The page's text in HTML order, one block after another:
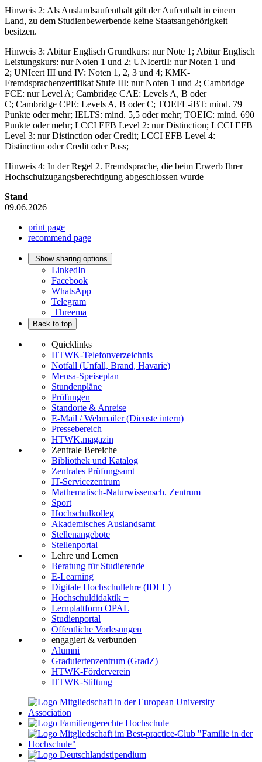
Hinweis 2: Als Auslandsaufenthalt gilt der Aufenthalt in einem
Land, zu dem Studienbewerbende keine Staatsangehörigkeit
besitzen.
Hinweis 3: Abitur Englisch Grundkurs: nur Note 1; Abitur Englisch
Leistungskurs: nur Noten 1 und 2; UNIcertII: nur Noten 1 und
2; UNIcert III und IV: Noten 1, 2, 3 und 4; KMK-
Fremdsprachenzertifikat Stufe III: nur Noten 1 und 2; Cambridge
FCE: nur Level A; Cambridge CAE: Levels A, B oder
C; Cambridge CPE: Levels A, B oder C; TOEFL-iBT: mind. 79
Punkte oder mehr; IELTS: mind. 5,5 oder mehr; TOEIC: mind. 690
Punkte oder mehr; LCCI EFB Level 2: nur Distinction; LCCI EFB
Level 3: nur Distinction oder Credit; LCCI EFB Level 4:
Distinction oder Credit oder Pass;
Hinweis 4: In der Regel 2. Fremdsprache, die beim Erwerb Ihrer
Hochschulzugangsberechtigung abgeschlossen wurde
Stand
09.06.2026
print page
recommend page
Show sharing options
LinkedIn
Facebook
WhatsApp
Telegram
Threema
Back to top
Quicklinks
HTWK-Telefonverzeichnis
Notfall (Unfall, Brand, Havarie)
Mensa-Speiseplan
Stundenpläne
Prüfungen
Standorte & Anreise
E-Mail / Webmailer (Dienste intern)
Pressebereich
HTWK.magazin
Zentrale Bereiche
Bibliothek und Katalog
Zentrales Prüfungsamt
IT-Servicezentrum
Mathematisch-Naturwissensch. Zentrum
Sport
Hochschulkolleg
Akademisches Auslandsamt
Stellenangebote
Stellenportal
Lehre und Lernen
Beratung für Studierende
E-Learning
Digitale Hochschullehre (IDLL)
Hochschuldidaktik +
Lernplattform OPAL
Studienportal
Öffentliche Vorlesungen
engagiert & verbunden
Alumni
Graduiertenzentrum (GradZ)
HTWK-Förderverein
HTWK-Stiftung